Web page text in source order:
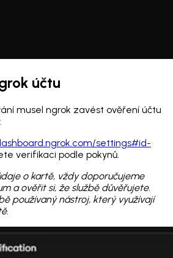
účtu
musel ngrok zavést ověření účtu
settings#id-
verifikaci podle pokynů.
o kartě, vždy doporučujeme
a ověřit si, že službě důvěřujete.
používaný nástroj, který využívají